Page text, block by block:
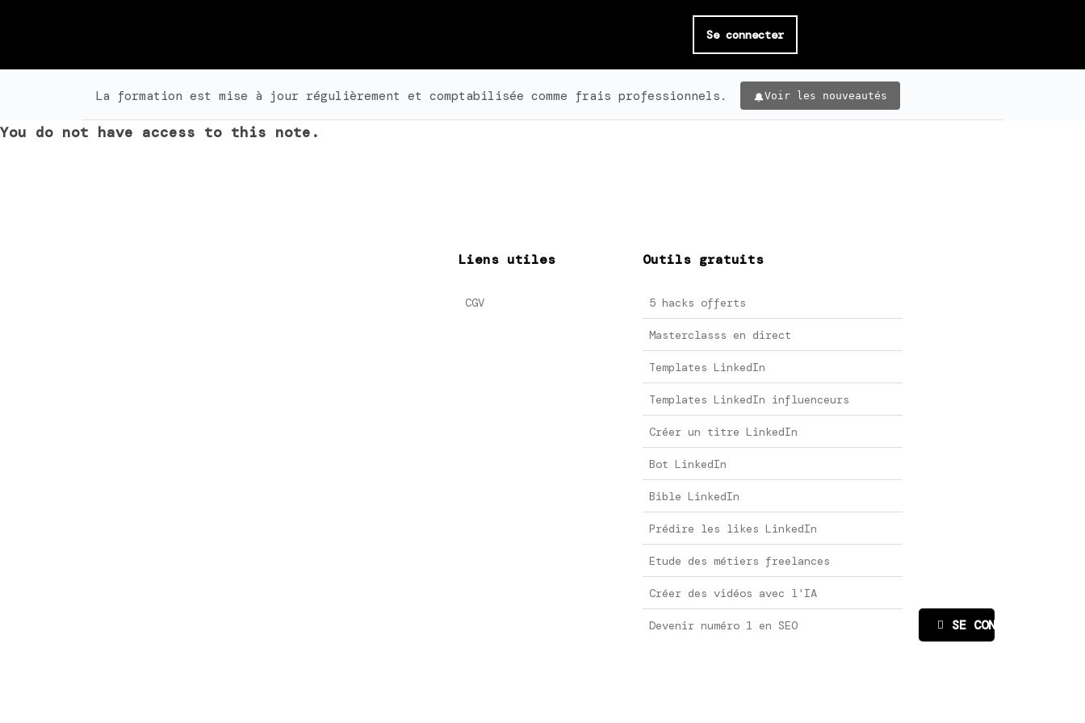
Se connecter
La formation est mise à jour régulièrement et comptabilisée comme frais professionnels. Voir les nouveautés
You do not have access to this note.
Liens utiles
CGV
Outils gratuits
5 hacks offerts
Masterclasss en direct
Templates LinkedIn
Templates LinkedIn influenceurs
Créer un titre LinkedIn
Bot LinkedIn
Bible LinkedIn
Prédire les likes LinkedIn
Etude des métiers freelances
Créer des vidéos avec l'IA
Devenir numéro 1 en SEO SE CONNECTER